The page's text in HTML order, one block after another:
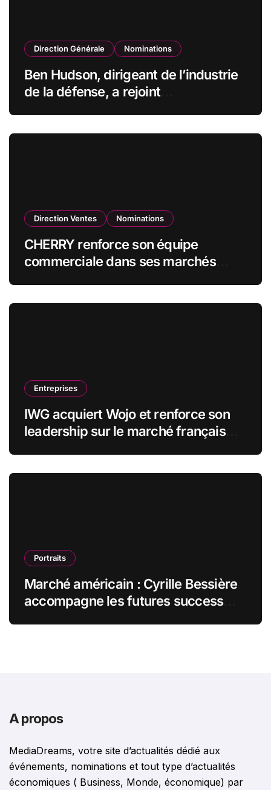
Direction Générale Nominations
Ben Hudson, dirigeant de l’industrie
de la défense, a rejoint
Direction Ventes Nominations
CHERRY renforce son équipe
commerciale dans ses marchés
Entreprises
IWG acquiert Wojo et renforce son
leadership sur le marché français
Portraits
Marché américain : Cyrille Bessière
accompagne les futures success
A propos
MediaDreams, votre site d’actualités dédié aux
événements, nominations et tout type d’actualités
économiques ( Business, Monde, économique) par